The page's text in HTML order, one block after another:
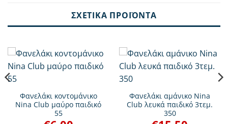
ΣΧΕΤΙΚΆ ΠΡΟΪΌΝΤΑ
Φανελάκι κοντομάνικο
Nina Club μαύρο παιδικό
55
Φανελάκι αμάνικο Nina
Club λευκά παιδικό 3τεμ.
350